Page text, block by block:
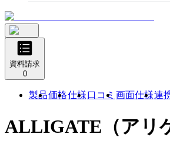
資料請求
0
製品価格仕様口コミ 画面仕様連
ALLIGATE（アリ